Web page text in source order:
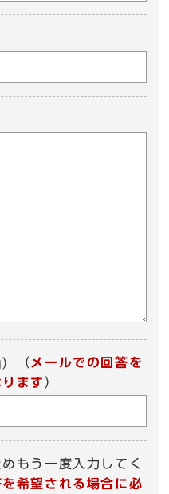
（ メールでの回答を
ます ）
もう一度入力してく
希望される場合に必